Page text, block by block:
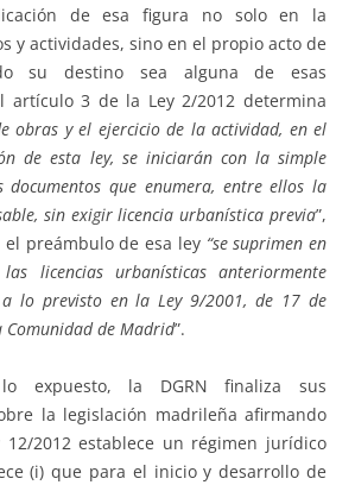
de esa figura no solo en la
y actividades, sino en el propio acto de
su destino sea alguna de esas
artículo 3 de la Ley 2/2012 determina
obras y el ejercicio de la actividad, en el
de esta ley, se iniciarán con la simple
documentos que enumera, entre ellos la
sin exigir licencia urbanística previa”,
el preámbulo de esa ley“se suprimen en
licencias urbanísticas anteriormente
a lo previsto en la Ley 9/2001, de 17 de
Comunidad de Madrid”.
expuesto, la DGRN finaliza sus
la legislación madrileña afirmando
2012 establece un régimen jurídico
(i) que para el inicio y desarrollo de